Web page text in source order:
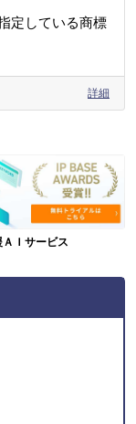
定している商標
詳細
ＡＩサービス